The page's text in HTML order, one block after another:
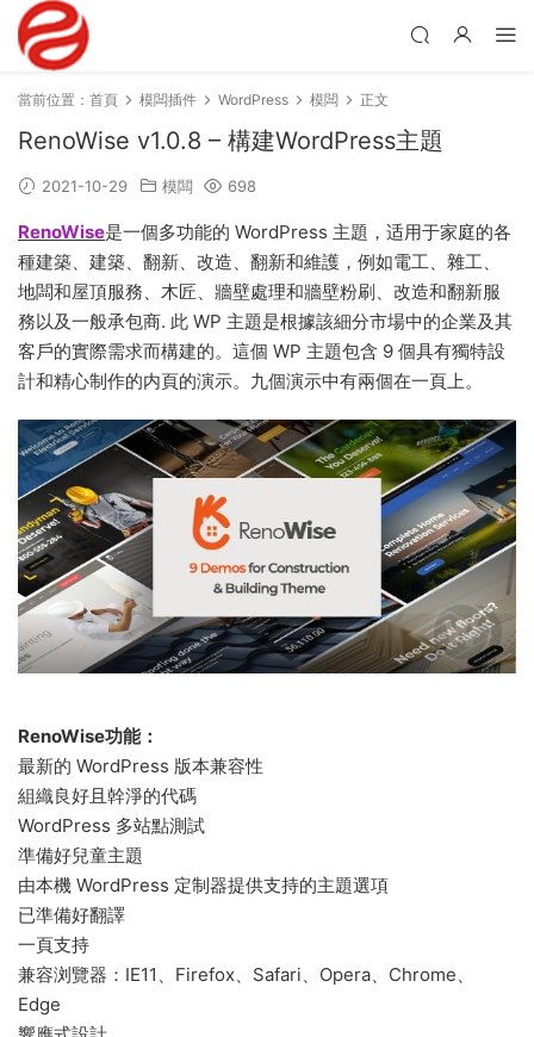
當前位置： 首頁 模闆插件 WordPress 模闆 正文
RenoWise v1.0.8 – 構建WordPress主題
2021-10-29 模闆 698
RenoWise是一個多功能的 WordPress 主題，适用于家庭的各
種建築、建築、翻新、改造、翻新和維護，例如電工、雜工、
地闆和屋頂服務、木匠、牆壁處理和牆壁粉刷、改造和翻新服
務以及一般承包商. 此 WP 主題是根據該細分市場中的企業及其
客戶的實際需求而構建的。這個 WP 主題包含 9 個具有獨特設
計和精心制作的内頁的演示。九個演示中有兩個在一頁上。
RenoWise功能：
最新的 WordPress 版本兼容性
組織良好且幹淨的代碼
WordPress 多站點測試
準備好兒童主題
由本機 WordPress 定制器提供支持的主題選項
已準備好翻譯
一頁支持
兼容浏覽器：IE11、Firefox、Safari、Opera、Chrome、
Edge